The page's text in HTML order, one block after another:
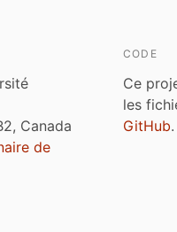
Canada
de
CODE
Ce
les
GitHub.